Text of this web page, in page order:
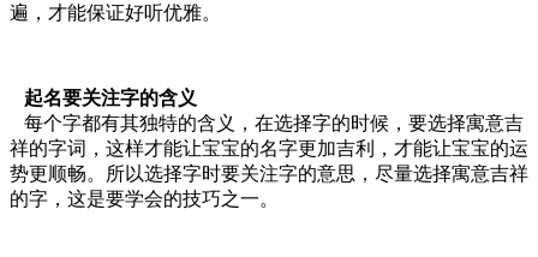
遍，才能保证好听优雅。
起名要关注字的含义
每个字都有其独特的含义，在选择字的时候，要选择寓意吉
祥的字词，这样才能让宝宝的名字更加吉利，才能让宝宝的运
势更顺畅。所以选择字时要关注字的意思，尽量选择寓意吉祥
的字，这是要学会的技巧之一。